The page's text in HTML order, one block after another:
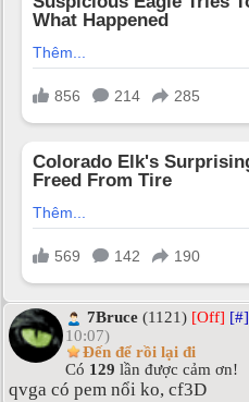
7Bruce (1121) [Off] [#]
10:07)
Đến để rồi lại đi
Có 129 lần được cảm ơn!
qvga có pem nổi ko, cf3D